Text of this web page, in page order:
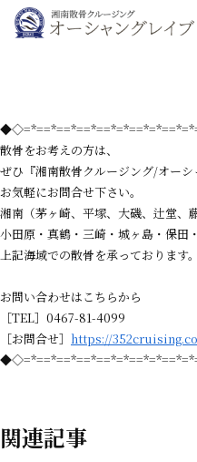
散骨をお考えの方は、
ぜひ『湘南散骨クルージング/オーシ
お気軽にお問合せ下さい。
湘南（茅ヶ崎、平塚、大磯、辻堂、
小田原・真鶴・三崎・城ヶ島・保田
上記海域での散骨を承っております。
お問い合わせはこちらから
［TEL］0467-81-4099
［お問合せ］ https://
関連記事